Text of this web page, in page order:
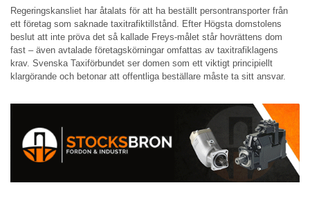
Regeringskansliet har åtalats för att ha beställt persontransporter från
ett företag som saknade taxitrafiktillstånd. Efter Högsta domstolens
beslut att inte pröva det så kallade Freys-målet står hovrättens dom
fast – även avtalade företagskörningar omfattas av taxitrafiklagens
krav. Svenska Taxiförbundet ser domen som ett viktigt principiellt
klargörande och betonar att offentliga beställare måste ta sitt ansvar.